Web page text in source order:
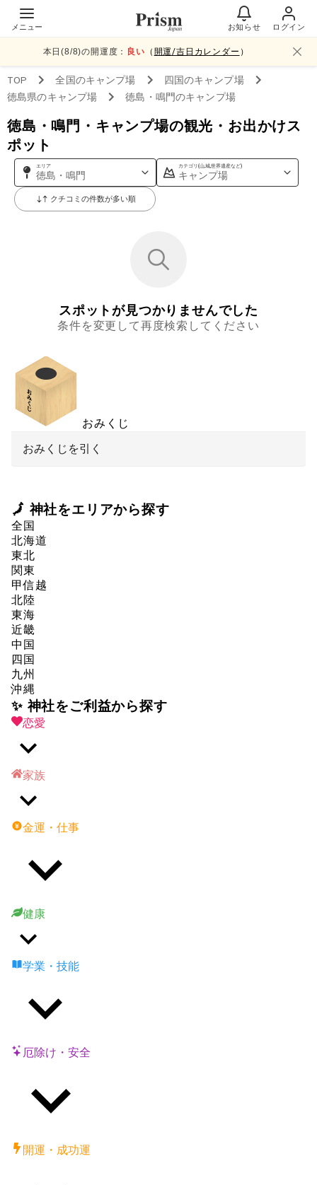
メニュー お知らせ ログイン
本日(8/8)の開運度： 良い （ 開運/吉日カレンダー ）
TOP 全国のキャンプ場 四国のキャンプ場
徳島県のキャンプ場 徳島・鳴門のキャンプ場
徳島・鳴門・キャンプ場の観光・お出かけス
ポット
エリア
徳島・鳴門
カテゴリ(山,城,世界遺産など)
キャンプ場
クチコミの件数が多い順
スポットが見つかりませんでした
条件を変更して再度検索してください
おみくじ
おみくじを引く
🗾 神社をエリアから探す
全国
北海道
東北
関東
甲信越
北陸
東海
近畿
中国
四国
九州
沖縄
✨ 神社をご利益から探す
恋愛
家族
金運・仕事
健康
学業・技能
厄除け・安全
開運・成功運